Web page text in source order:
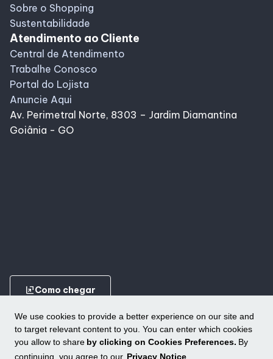
We use cookies to provide a better experience on our site and
to target relevant content to you. You can enter which cookies
you allow to share by clicking on Cookies Preferences. By
continuing, you agree to our Privacy Notice
Sobre o Shopping
Sustentabilidade
Atendimento ao Cliente
Central de Atendimento
Trabalhe Conosco
Portal do Lojista
Anuncie Aqui
Av. Perimetral Norte, 8303 – Jardim Diamantina
Goiânia - GO
ungroupComo chegar